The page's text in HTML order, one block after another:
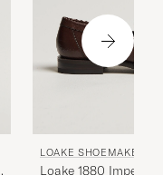
LOAKE SHOEMAKERS
Loake 1880 Imperial